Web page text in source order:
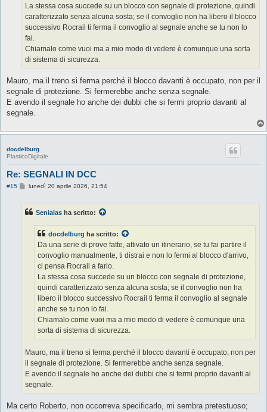
La stessa cosa succede su un blocco con segnale di protezione, quindi
caratterizzato senza alcuna sosta; se il convoglio non ha libero il blocco
successivo Rocrail ti ferma il convoglio al segnale anche se tu non lo
fai.
Chiamalo come vuoi ma a mio modo di vedere è comunque una sorta
di sistema di sicurezza.
Mauro, ma il treno si ferma perché il blocco davanti è occupato, non per il
segnale di protezione. Si fermerebbe anche senza segnale.
E avendo il segnale ho anche dei dubbi che si fermi proprio davanti al
segnale.
docdelburg
PlasticoDigitale
Re: SEGNALI IN DCC
#15
M
a
lunedì 20 aprile 2026, 21:54
Senialas ha scritto:
docdelburg ha scritto:
Da una serie di prove fatte, attivato un itinerario, se tu fai partire il
convoglio manualmente, ti distrai e non lo fermi al blocco d'arrivo,
ci pensa Rocrail a farlo.
La stessa cosa succede su un blocco con segnale di protezione,
quindi caratterizzato senza alcuna sosta; se il convoglio non ha
libero il blocco successivo Rocrail ti ferma il convoglio al segnale
anche se tu non lo fai.
Chiamalo come vuoi ma a mio modo di vedere è comunque una
sorta di sistema di sicurezza.
Mauro, ma il treno si ferma perché il blocco davanti è occupato, non per
il segnale di protezione. Si fermerebbe anche senza segnale.
E avendo il segnale ho anche dei dubbi che si fermi proprio davanti al
segnale.
Ma certo Roberto, non occorreva specificarlo, mi sembra pretestuoso;